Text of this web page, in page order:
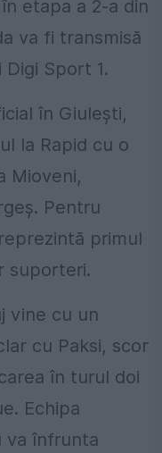
etapa a 2-a din
va fi transmisă
Sport 1.
în Giulești,
la Rapid cu o
Mioveni,
Pentru
primul
suporteri.
vine cu un
cu Paksi, scor
în turul doi
Echipa
va înfrunta